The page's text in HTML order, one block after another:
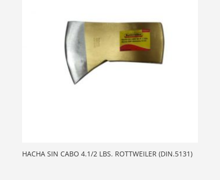
HACHA SIN CABO 4.1/2 LBS. ROTTWEILER (DIN.5131)